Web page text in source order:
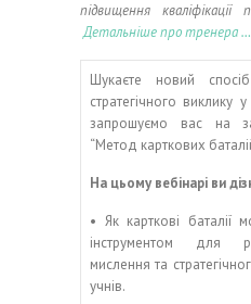
підвищення кваліфікації
Детальніше про тренера …
Шукаєте новий
стратегічного виклику
запрошуємо вас на
“Метод карткових
На цьому вебінарі ви
• Як карткові баталії
інструментом для
мислення та
учнів.